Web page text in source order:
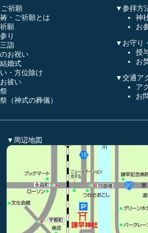
祈願
・ご祈願とは
願
り
詣
お祝い
婚式
・方位除け
祓い
（神式の葬儀）
▼参拝方
神
お
▼お守り
授
お
▼交通ア
ア
お
▼周辺地図